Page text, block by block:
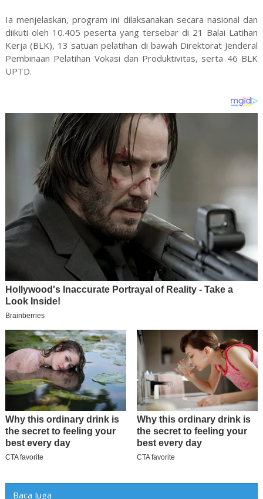
Ia menjelaskan, program ini dilaksanakan secara nasional dan
diikuti oleh 10.405 peserta yang tersebar di 21 Balai Latihan
Kerja (BLK), 13 satuan pelatihan di bawah Direktorat Jenderal
Pembinaan Pelatihan Vokasi dan Produktivitas, serta 46 BLK
UPTD.
Baca Juga